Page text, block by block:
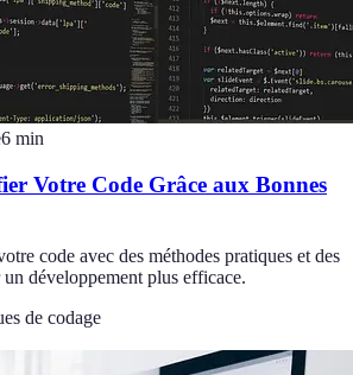
6 min
Votre Code Grâce aux Bonnes
code avec des méthodes pratiques et des
développement plus efficace.
de codage